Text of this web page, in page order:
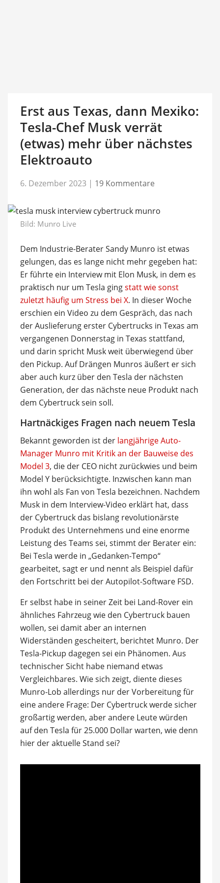
Erst aus Texas, dann Mexiko:
Tesla-Chef Musk verrät
(etwas) mehr über nächstes
Elektroauto
6. Dezember 2023 | 19 Kommentare
Bild: Munro Live
Dem Industrie-Berater Sandy Munro ist etwas
gelungen, das es lange nicht mehr gegeben hat:
Er führte ein Interview mit Elon Musk, in dem es
praktisch nur um Tesla gingstatt wie sonst
zuletzt häufig um Stress bei X. In dieser Woche
erschien ein Video zu dem Gespräch, das nach
der Auslieferung erster Cybertrucks in Texas am
vergangenen Donnerstag in Texas stattfand,
und darin spricht Musk weit überwiegend über
den Pickup. Auf Drängen Munros äußert er sich
aber auch kurz über den Tesla der nächsten
Generation, der das nächste neue Produkt nach
dem Cybertruck sein soll.
Hartnäckiges Fragen nach neuem Tesla
Bekannt geworden ist der langjährige Auto-
Manager Munro mit Kritik an der Bauweise des
Model 3, die der CEO nicht zurückwies und beim
Model Y berücksichtigte. Inzwischen kann man
ihn wohl als Fan von Tesla bezeichnen. Nachdem
Musk in dem Interview-Video erklärt hat, dass
der Cybertruck das bislang revolutionärste
Produkt des Unternehmens und eine enorme
Leistung des Teams sei, stimmt der Berater ein:
Bei Tesla werde in „Gedanken-Tempo“
gearbeitet, sagt er und nennt als Beispiel dafür
den Fortschritt bei der Autopilot-Software FSD.
Er selbst habe in seiner Zeit bei Land-Rover ein
ähnliches Fahrzeug wie den Cybertruck bauen
wollen, sei damit aber an internen
Widerständen gescheitert, berichtet Munro. Der
Tesla-Pickup dagegen sei ein Phänomen. Aus
technischer Sicht habe niemand etwas
Vergleichbares. Wie sich zeigt, diente dieses
Munro-Lob allerdings nur der Vorbereitung für
eine andere Frage: Der Cybertruck werde sicher
großartig werden, aber andere Leute würden
auf den Tesla für 25.000 Dollar warten, wie denn
hier der aktuelle Stand sei?